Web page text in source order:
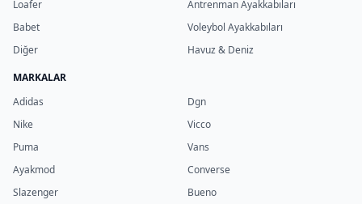
Loafer
Babet
Diğer
Antrenman Ayakkabıları
Voleybol Ayakkabıları
Havuz & Deniz
MARKALAR
Adidas
Nike
Puma
Ayakmod
Slazenger
Dgn
Vicco
Vans
Converse
Bueno